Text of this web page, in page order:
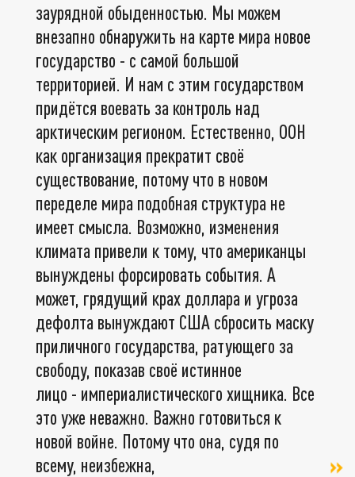
заурядной обыденностью. Мы можем
внезапно обнаружить на карте мира новое
государство - с самой большой
территорией. И нам с этим государством
придётся воевать за контроль над
арктическим регионом. Естественно, ООН
как организация прекратит своё
существование, потому что в новом
переделе мира подобная структура не
имеет смысла. Возможно, изменения
климата привели к тому, что американцы
вынуждены форсировать события. А
может, грядущий крах доллара и угроза
дефолта вынуждают США сбросить маску
приличного государства, ратующего за
свободу, показав своё истинное
лицо - империалистического хищника. Все
это уже неважно. Важно готовиться к
новой войне. Потому что она, судя по
всему, неизбежна,